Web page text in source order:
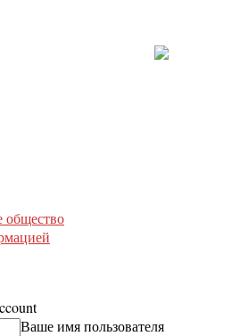
Ваше имя пользователя